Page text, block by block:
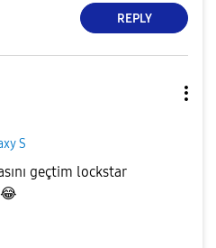
REPLY
S
geçtim lockstar
😂